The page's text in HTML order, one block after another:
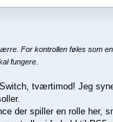
For kontrollen føles som
fungere.
tværtimod! Jeg
der spiller en rolle her,